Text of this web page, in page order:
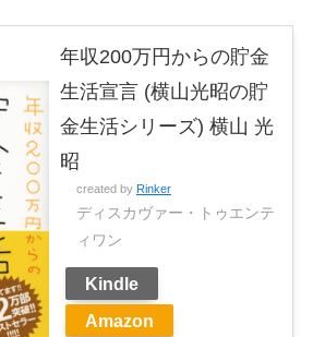
年収200万円からの貯金
生活宣言 (横山光昭の貯
金生活シリーズ) 横山 光
昭
created by Rinker
ディスカヴァー・トゥエンテ
ィワン
Kindle
Amazon